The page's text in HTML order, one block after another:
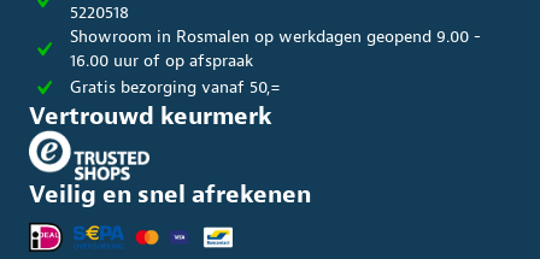
5220518
Showroom in Rosmalen op werkdagen geopend 9.00 -
16.00 uur of op afspraak
Gratis bezorging vanaf 50,=
Vertrouwd keurmerk
Veilig en snel afrekenen